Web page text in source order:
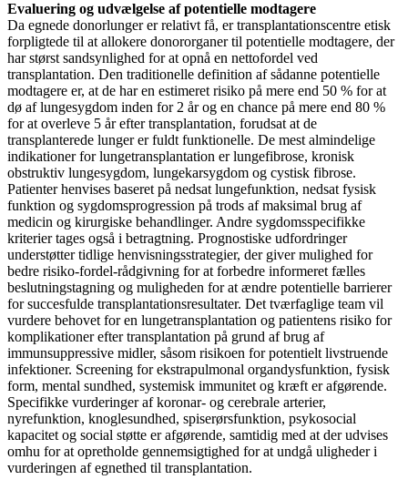
Evaluering og udvælgelse af potentielle modtagere
Da egnede donorlunger er relativt få, er transplantationscentre etisk
forpligtede til at allokere donororganer til potentielle modtagere, der
har størst sandsynlighed for at opnå en nettofordel ved
transplantation. Den traditionelle definition af sådanne potentielle
modtagere er, at de har en estimeret risiko på mere end 50 % for at
dø af lungesygdom inden for 2 år og en chance på mere end 80 %
for at overleve 5 år efter transplantation, forudsat at de
transplanterede lunger er fuldt funktionelle. De mest almindelige
indikationer for lungetransplantation er lungefibrose, kronisk
obstruktiv lungesygdom, lungekarsygdom og cystisk fibrose.
Patienter henvises baseret på nedsat lungefunktion, nedsat fysisk
funktion og sygdomsprogression på trods af maksimal brug af
medicin og kirurgiske behandlinger. Andre sygdomsspecifikke
kriterier tages også i betragtning. Prognostiske udfordringer
understøtter tidlige henvisningsstrategier, der giver mulighed for
bedre risiko-fordel-rådgivning for at forbedre informeret fælles
beslutningstagning og muligheden for at ændre potentielle barrierer
for succesfulde transplantationsresultater. Det tværfaglige team vil
vurdere behovet for en lungetransplantation og patientens risiko for
komplikationer efter transplantation på grund af brug af
immunsuppressive midler, såsom risikoen for potentielt livstruende
infektioner. Screening for ekstrapulmonal organdysfunktion, fysisk
form, mental sundhed, systemisk immunitet og kræft er afgørende.
Specifikke vurderinger af koronar- og cerebrale arterier,
nyrefunktion, knoglesundhed, spiserørsfunktion, psykosocial
kapacitet og social støtte er afgørende, samtidig med at der udvises
omhu for at opretholde gennemsigtighed for at undgå uligheder i
vurderingen af ​​egnethed til transplantation.